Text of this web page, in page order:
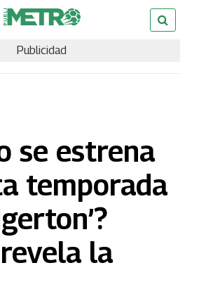
Publicidad
se estrena
temporada
la